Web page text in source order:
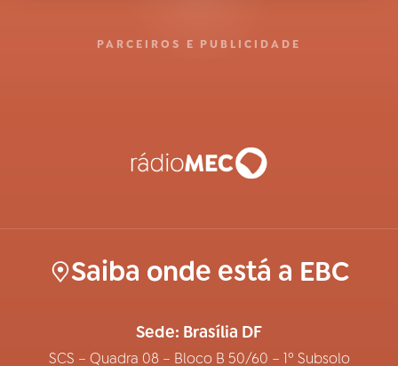
PARCEIROS E PUBLICIDADE
Saiba onde está a EBC
Sede: Brasília DF
SCS – Quadra 08 – Bloco B 50/60 – 1º Subsolo